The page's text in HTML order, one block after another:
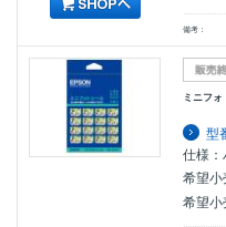
備考：
ミニフォ
型
仕様：
希望小
希望小